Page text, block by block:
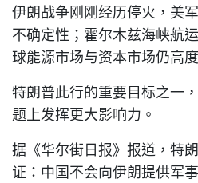
伊朗战争刚刚经历停火，美
不确定性；霍尔木兹海峡航
球能源市场与资本市场仍高
特朗普此行的重要目标之一
题上发挥更大影响力。
据《华尔街日报》报道，特
证：中国不会向伊朗提供军